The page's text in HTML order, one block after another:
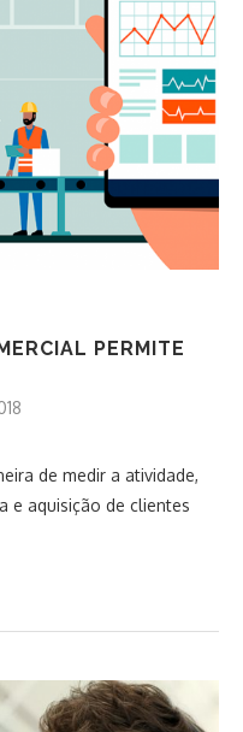
PERMITE
de medir a atividade,
e aquisição de clientes